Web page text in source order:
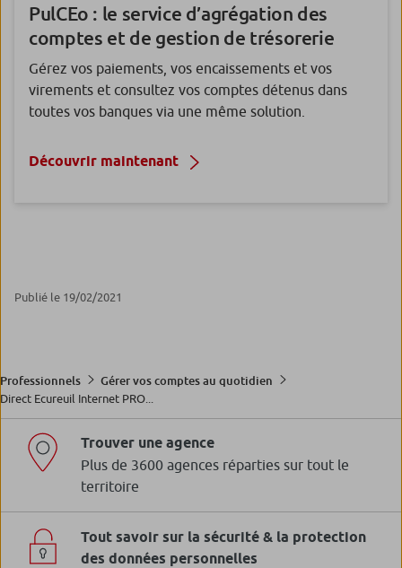
PulCEo : le service d’agrégation des
comptes et de gestion de trésorerie
Gérez vos paiements, vos encaissements et vos
virements et consultez vos comptes détenus dans
toutes vos banques via une même solution.
Découvrir maintenant
Publié le 19/02/2021
Professionnels
Gérer vos comptes au quotidien
Direct Ecureuil Internet PRO...
Trouver une agence
Plus de 3600 agences réparties sur tout le
territoire
Tout savoir sur la sécurité & la protection
des données personnelles